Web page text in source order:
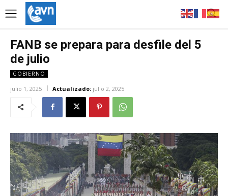
FANB se prepara para desfile del 5
de julio
GOBIERNO
julio 1, 2025 Actualizado: julio 2, 2025